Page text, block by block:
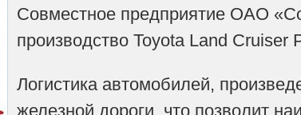
Совместное предприятие ОАО
производство Toyota Land
Логистика автомобилей,
железной дороги, что позволит